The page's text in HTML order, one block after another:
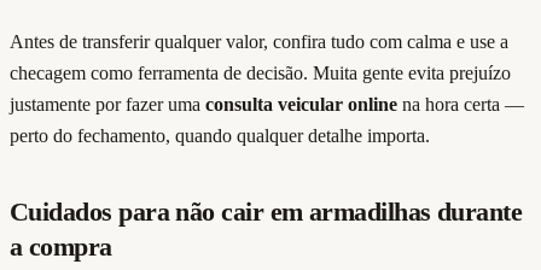
Antes de transferir qualquer valor, confira tudo com calma e use a
checagem como ferramenta de decisão. Muita gente evita prejuízo
justamente por fazer uma consulta veicular online na hora certa —
perto do fechamento, quando qualquer detalhe importa.
Cuidados para não cair em armadilhas durante
a compra